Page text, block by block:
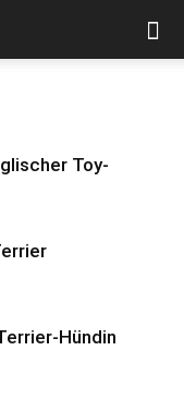
Toy-
Hündin